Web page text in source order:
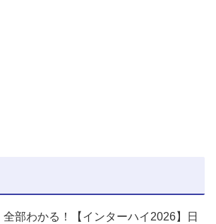
全部わかる！【インターハイ2026】日